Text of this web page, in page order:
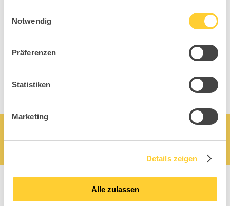
Notwendig
Präferenzen
Statistiken
Marketing
Details zeigen
Alle zulassen